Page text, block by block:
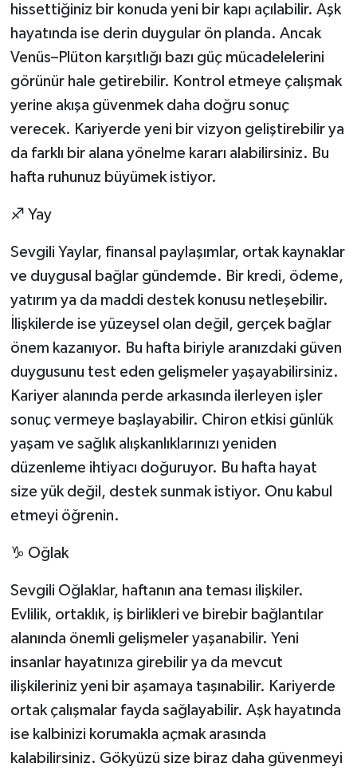
hissettiğiniz bir konuda yeni bir kapı açılabilir. Aşk
hayatında ise derin duygular ön planda. Ancak
Venüs–Plüton karşıtlığı bazı güç mücadelelerini
görünür hale getirebilir. Kontrol etmeye çalışmak
yerine akışa güvenmek daha doğru sonuç
verecek. Kariyerde yeni bir vizyon geliştirebilir ya
da farklı bir alana yönelme kararı alabilirsiniz. Bu
hafta ruhunuz büyümek istiyor.
♐ Yay
Sevgili Yaylar, finansal paylaşımlar, ortak kaynaklar
ve duygusal bağlar gündemde. Bir kredi, ödeme,
yatırım ya da maddi destek konusu netleşebilir.
İlişkilerde ise yüzeysel olan değil, gerçek bağlar
önem kazanıyor. Bu hafta biriyle aranızdaki güven
duygusunu test eden gelişmeler yaşayabilirsiniz.
Kariyer alanında perde arkasında ilerleyen işler
sonuç vermeye başlayabilir. Chiron etkisi günlük
yaşam ve sağlık alışkanlıklarınızı yeniden
düzenleme ihtiyacı doğuruyor. Bu hafta hayat
size yük değil, destek sunmak istiyor. Onu kabul
etmeyi öğrenin.
♑ Oğlak
Sevgili Oğlaklar, haftanın ana teması ilişkiler.
Evlilik, ortaklık, iş birlikleri ve birebir bağlantılar
alanında önemli gelişmeler yaşanabilir. Yeni
insanlar hayatınıza girebilir ya da mevcut
ilişkileriniz yeni bir aşamaya taşınabilir. Kariyerde
ortak çalışmalar fayda sağlayabilir. Aşk hayatında
ise kalbinizi korumakla açmak arasında
kalabilirsiniz. Gökyüzü size biraz daha güvenmeyi